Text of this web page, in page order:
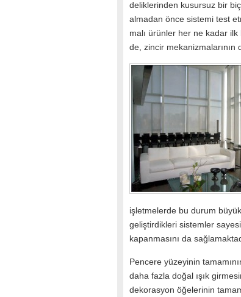
deliklerinden kusursuz bir
almadan önce sistemi test
malı ürünler her ne kadar
de, zincir mekanizmalarının
işletmelerde bu durum
geliştirdikleri sistemler
kapanmasını da
Pencere yüzeyinin
daha fazla doğal ışık
dekorasyon öğelerinin